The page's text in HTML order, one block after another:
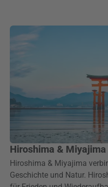
Hiroshima & Miyajima
Hiroshima & Miyajima
Geschichte und Natur.